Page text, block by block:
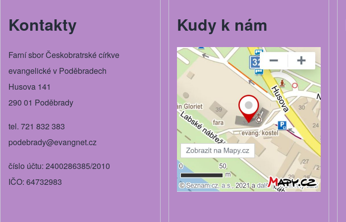
Kontakty
Farní sbor Českobratrské církve
evangelické v Poděbradech
Husova 141
290 01 Poděbrady
tel. 721 832 383
podebrady@evangnet.cz
číslo účtu: 2400286385/2010
IČO: 64732983
Kudy k nám